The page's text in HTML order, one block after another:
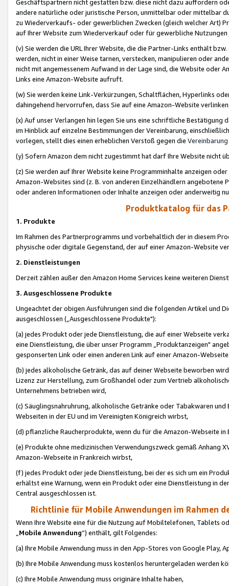
Geschäftspartnern nicht gestatten bzw. diese nicht dazu auffordern
andere natürliche oder juristische Person, unmittelbar oder mittelbar
zu Wiederverkaufs- oder gewerblichen Zwecken (gleich welcher Art)
auf Ihrer Website zum Wiederverkauf oder für gewerbliche
(v) Sie werden die URL Ihrer Website, die die Partner-Links enthält
werden, nicht in einer Weise tarnen, verstecken, manipulieren oder
nicht mit angemessenem Aufwand in der Lage sind, die Website oder
Links eine Amazon-Website aufruft.
(w) Sie werden keine Link-Verkürzungen, Schaltflächen, Hyperlinks
dahingehend hervorrufen, dass Sie auf eine Amazon-Website
(x) Auf unser Verlangen hin legen Sie uns eine schriftliche
im Hinblick auf einzelne Bestimmungen der Vereinbarung,
vorlegen, stellt dies einen erheblichen Verstoß gegen die Vereinbarung
(y) Sofern Amazon dem nicht zugestimmt hat darf Ihre Website nicht
(z) Sie werden auf Ihrer Website keine Programminhalte anzeigen
Amazon-Websites sind (z. B. von anderen Einzelhändlern
oder anderen Informationen oder Inhalte anzeigen oder anderweitig
Produktkatalog für das
1. Produkte
Im Rahmen des Partnerprogramms und vorbehaltlich der in diesem
physische oder digitale Gegenstand, der auf einer Amazon-Website
2. Dienstleistungen
Derzeit zählen außer den Amazon Home Services keine weiteren
3. Ausgeschlossene Produkte
Ungeachtet der obigen Ausführungen sind die folgenden Artikel und
ausgeschlossen („Ausgeschlossene Produkte"):
(a) jedes Produkt oder jede Dienstleistung, die auf einer Webseite
eine Dienstleistung, die über unser Programm „Produktanzeigen"
gesponserten Link oder einen anderen Link auf einer Amazon-
(b) jedes alkoholische Getränk, das auf deiner Webseite beworben
Lizenz zur Herstellung, zum Großhandel oder zum Vertrieb
Unternehmens betrieben wird,
(c) Säuglingsnahruhrung, alkoholische Getränke oder Tabakwaren
Webseiten in der EU und im Vereinigten Königreich wirbst,
(d) pflanzliche Raucherprodukte, wenn du für die Amazon-Webseite in
(e) Produkte ohne medizinischen Verwendungszweck gemäß Anhang
Amazon-Webseite in Frankreich wirbst,
(f) jedes Produkt oder jede Dienstleistung, bei der es sich um ein
erhältst eine Warnung, wenn ein Produkt oder eine Dienstleistung in
Central ausgeschlossen ist.
Richtlinie für Mobile Anwendungen im Rahmen
Wenn Ihre Website eine für die Nutzung auf Mobiltelefonen, Tablets
„Mobile Anwendung“) enthält, gilt Folgendes:
(a) Ihre Mobile Anwendung muss in den App-Stores von Google Play,
(b) Ihre Mobile Anwendung muss kostenlos heruntergeladen werden
(c) Ihre Mobile Anwendung muss originäre Inhalte haben,